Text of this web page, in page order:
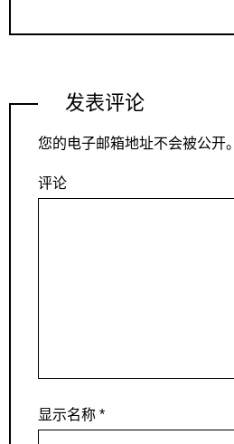
发表评论
您的电子邮箱地址不会被公开。
评论
显示名称 *